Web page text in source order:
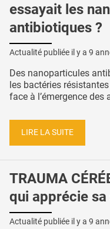
essayait les
antibiotiques ?
Actualité publiée il y a 9
Des nanoparticules
les bactéries
face à l’émergence des
LIRE LA SUITE
TRAUMA
qui apprécie
Actualité publiée il y a 9